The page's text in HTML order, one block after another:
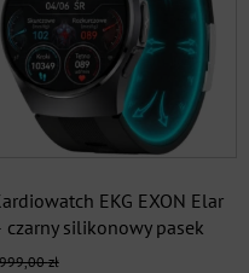
EKG EXON Elar
czarny silikonowy pasek
zł